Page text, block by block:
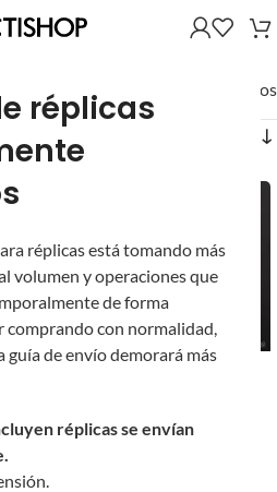
réplicas
réplicas está tomando más
volumen y operaciones que
de forma
comprando con normalidad,
guía de envío demorará más
réplicas se envían
Mostrando los 2 resultados
NUEVO
Blowback CO2 1911